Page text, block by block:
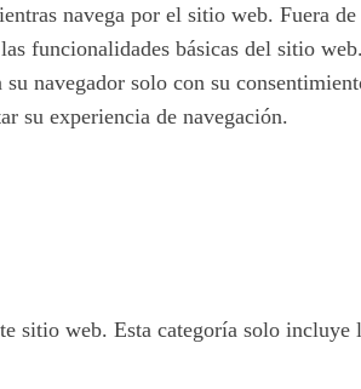
navega por el sitio web. Fuera
funcionalidades básicas del sitio
navegador solo con su
su experiencia de navegación.
sitio web. Esta categoría solo